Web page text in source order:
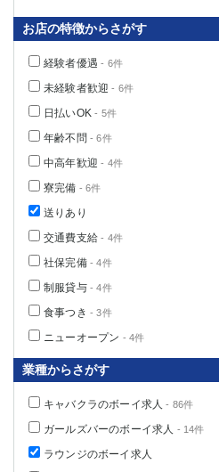
お店の特徴からさがす
経験者優遇 - 6件
未経験者歓迎 - 6件
日払いOK - 5件
年齢不問 - 6件
中高年歓迎 - 4件
寮完備 - 6件
送りあり
交通費支給 - 4件
社保完備- 4件
制服貸与- 4件
食事つき - 3件
ニューオープン - 4件
業種からさがす
キャバクラのボーイ求人 - 86件
ガールズバーのボーイ求人 - 14件
ラウンジのボーイ求人